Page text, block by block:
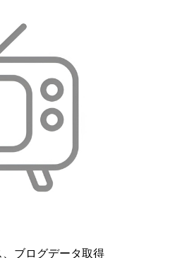
ブログデータ取得